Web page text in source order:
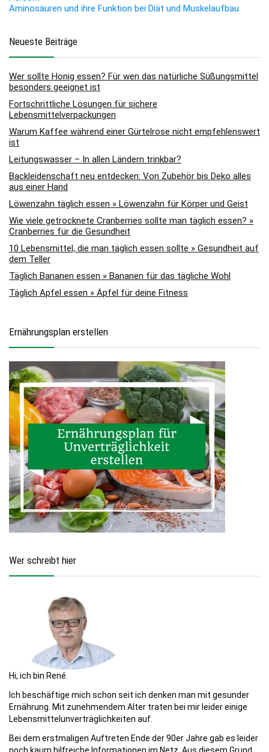
Aminosäuren und ihre Funktion bei Diät und Muskelaufbau
Neueste Beiträge
Wer sollte Honig essen? Für wen das natürliche Süßungsmittel
besonders geeignet ist
Fortschrittliche Lösungen für sichere
Lebensmittelverpackungen
Warum Kaffee während einer Gürtelrose nicht empfehlenswert
ist
Leitungswasser – In allen Ländern trinkbar?
Backleidenschaft neu entdecken: Von Zubehör bis Deko alles
aus einer Hand
Löwenzahn täglich essen » Löwenzahn für Körper und Geist
Wie viele getrocknete Cranberries sollte man täglich essen? »
Cranberries für die Gesundheit
10 Lebensmittel, die man täglich essen sollte » Gesundheit auf
dem Teller
Täglich Bananen essen » Bananen für das tägliche Wohl
Täglich Apfel essen » Äpfel für deine Fitness
Ernährungsplan erstellen
Wer schreibt hier
Hi, ich bin René.
Ich beschäftige mich schon seit ich denken man mit gesunder
Ernährung. Mit zunehmendem Alter traten bei mir leider einige
Lebensmittelunverträglichkeiten auf.
Bei dem erstmaligen Auftreten Ende der 90er Jahre gab es leider